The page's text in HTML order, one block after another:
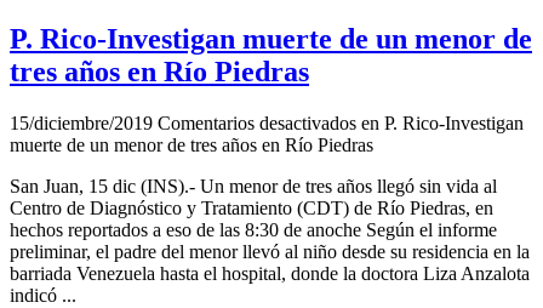
P. Rico-Investigan muerte de un menor de
tres años en Río Piedras
15/diciembre/2019 Comentarios desactivados en P. Rico-Investigan
muerte de un menor de tres años en Río Piedras
San Juan, 15 dic (INS).- Un menor de tres años llegó sin vida al
Centro de Diagnóstico y Tratamiento (CDT) de Río Piedras, en
hechos reportados a eso de las 8:30 de anoche Según el informe
preliminar, el padre del menor llevó al niño desde su residencia en la
barriada Venezuela hasta el hospital, donde la doctora Liza Anzalota
indicó ...